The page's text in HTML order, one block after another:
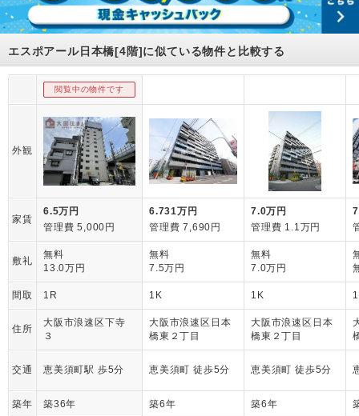
エスポアール日本橋[4階]に似ている物件と比較する
閲覧中の物件です
外観
家賃
6.5万円
管理費 5,000円
6.731万円
管理費 7,690円
7.0万円
管理費 1.1万円
敷礼
無料
13.0万円
無料
7.5万円
無料
7.0万円
間取 1R 1K 1K
住所
大阪市浪速区下寺
３
大阪市浪速区日本
橋東２丁目
大阪市浪速区日本
橋東２丁目
交通 恵美須町駅 歩5分 恵美須町 徒歩5分 恵美須町 徒歩5分
築年 築36年 築6年 築6年